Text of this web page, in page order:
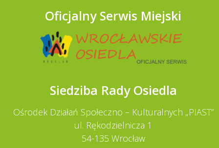
Oficjalny Serwis Miejski
Siedziba Rady Osiedla
Ośrodek Działań Społeczno – Kulturalnych „PIAST”
ul. Rękodzielnicza 1
54-135 Wrocław